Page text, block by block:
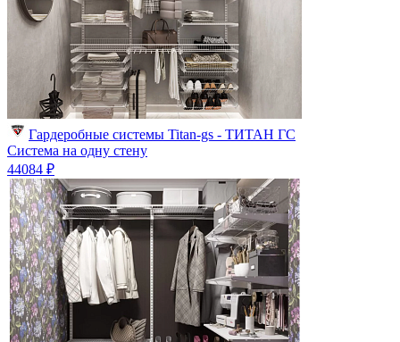
Гардеробные системы Titan-gs - ТИТАН ГС
Система на одну стену
44084 ₽